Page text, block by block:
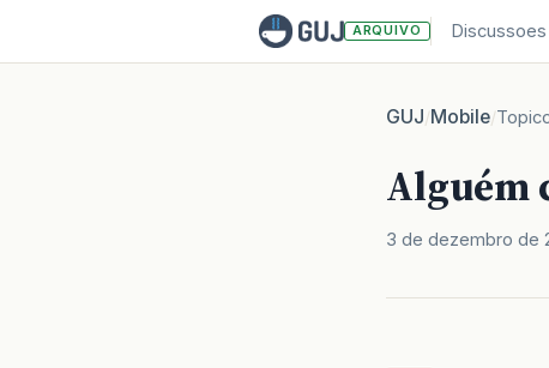
ARQUIVO
GUJ/Mobile/
Alguém
3 de dezembro de